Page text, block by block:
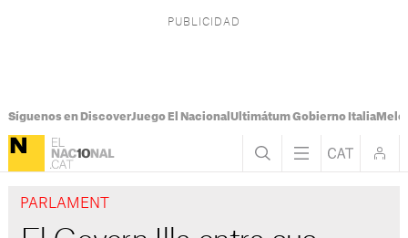
Síguenos en DiscoverJuego El Nacional Ultimátum Gobierno Italia
PARLAMENT